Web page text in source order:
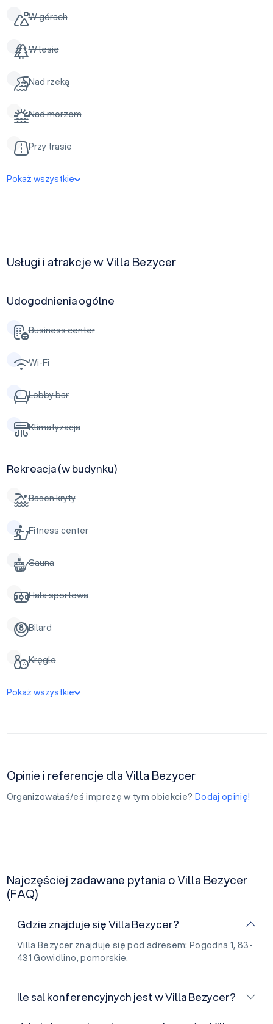
W górach
W lesie
Nad rzeką
Nad morzem
Przy trasie
Pokaż wszystkie
Usługi i atrakcje w Villa Bezycer
Udogodnienia ogólne
Business center
Wi-Fi
Lobby bar
Klimatyzacja
Rekreacja (w budynku)
Basen kryty
Fitness center
Sauna
Hala sportowa
Bilard
Kręgle
Pokaż wszystkie
Opinie i referencje dla Villa Bezycer
Organizowałaś/eś imprezę w tym obiekcie? Dodaj opinię!
Najczęściej zadawane pytania o Villa Bezycer
(FAQ)
Gdzie znajduje się Villa Bezycer?
Villa Bezycer znajduje się pod adresem: Pogodna 1, 83-
431 Gowidlino, pomorskie.
Ile sal konferencyjnych jest w Villa Bezycer?